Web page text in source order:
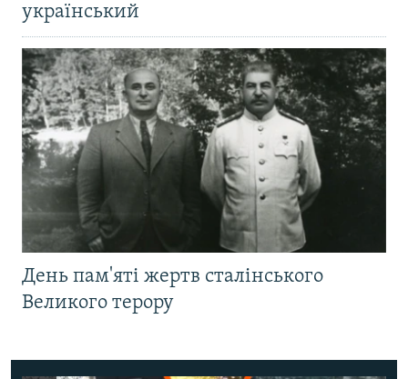
український
День пам'яті жертв сталінського
Великого терору